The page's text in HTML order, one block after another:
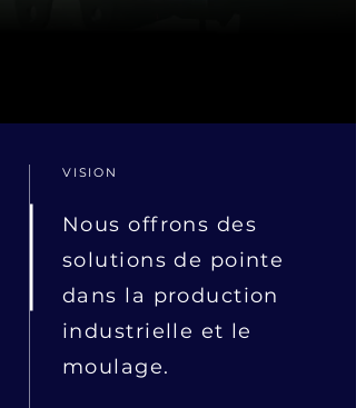
VISION
Nous offrons des
solutions de pointe
dans la production
industrielle et le
moulage.